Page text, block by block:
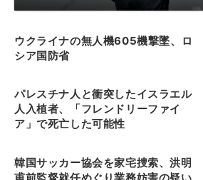
ウクライナの無人機605機撃墜、ロ
シア国防省
パレスチナ人と衝突したイスラエル
人入植者、「フレンドリーファイ
ア」で死亡した可能性
韓国サッカー協会を家宅捜索、洪明
甫前監督就任めぐり業務妨害の疑い